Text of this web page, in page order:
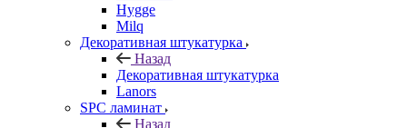
Hygge
Milq
Декоративная штукатурка
Назад
Декоративная штукатурка
Lanors
SPC ламинат
Назад